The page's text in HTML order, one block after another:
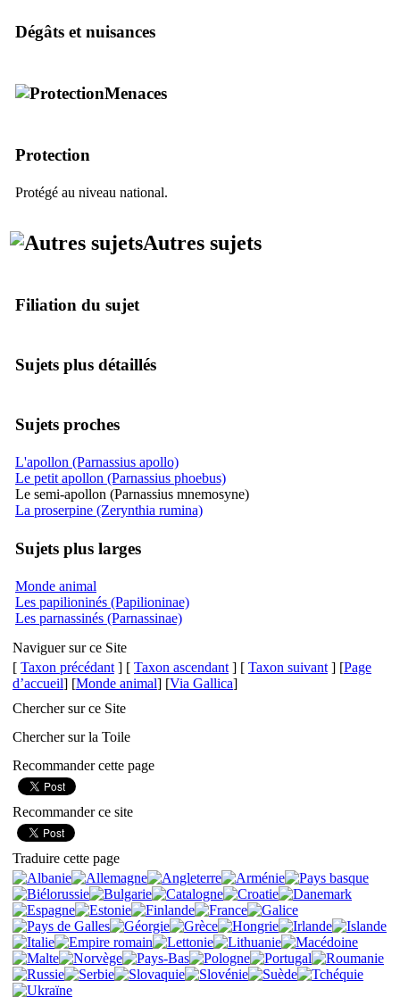
Dégâts et nuisances
Menaces
Protection
Protégé au niveau national.
Autres sujets
Filiation du sujet
Sujets plus détaillés
Sujets proches
L'apollon (Parnassius apollo)
Le petit apollon (Parnassius phoebus)
Le semi-apollon (Parnassius mnemosyne)
La proserpine (Zerynthia rumina)
Sujets plus larges
Monde animal
Les papilioninés (Papilioninae)
Les parnassinés (Parnassinae)
Naviguer sur ce Site
[ Taxon précédant ] [ Taxon ascendant ] [ Taxon suivant ] [Page
d’accueil] [Monde animal] [Via Gallica]
Chercher sur ce Site
Chercher sur la Toile
Recommander cette page
Recommander ce site
Traduire cette page